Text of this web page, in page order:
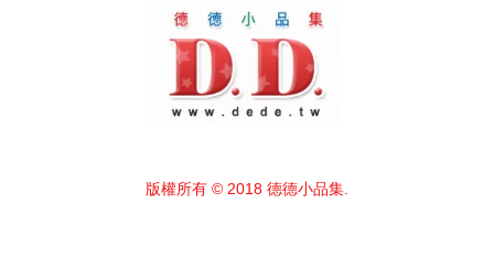
版權所有 © 2018 德德小品集.